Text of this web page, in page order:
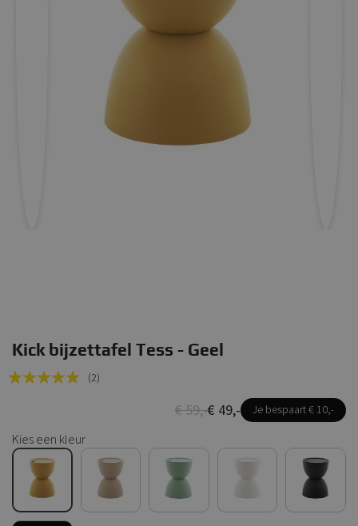
Kick bijzettafel Tess - Geel
Rating:
(2)
Je bespaart € 10,-
€ 49,-
€ 59,-
Kies een kleur